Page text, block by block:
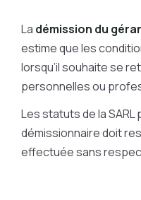
La démission du
estime que les
lorsqu’il souhaite se
personnelles ou
Les statuts de la
démissionnaire doit
effectuéesans